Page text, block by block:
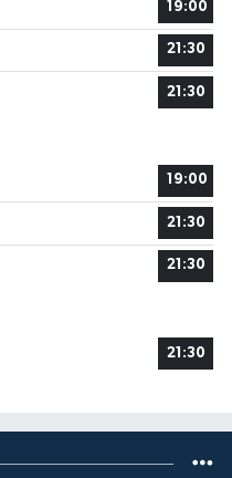
19:00
21:30
21:30
19:00
21:30
21:30
21:30